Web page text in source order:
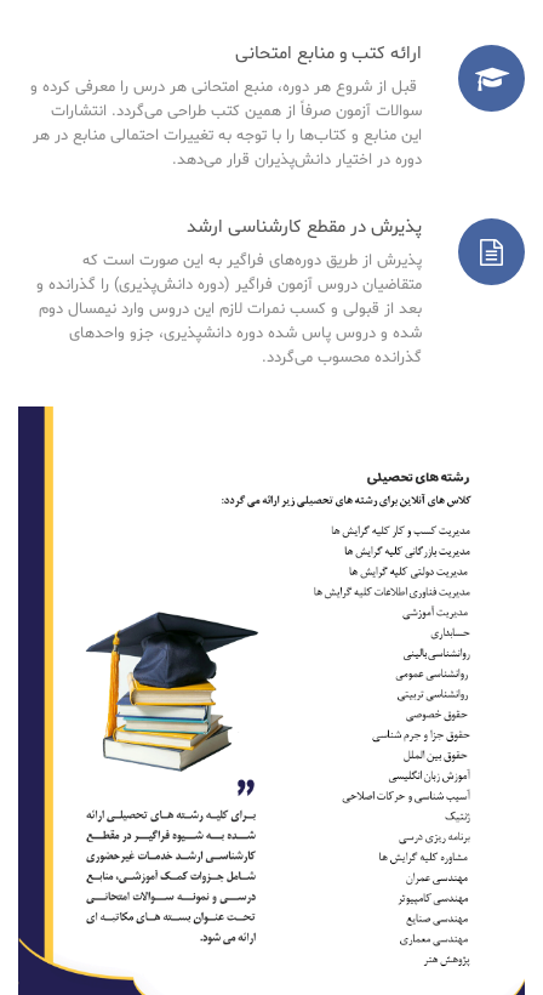
ارائه کتب و منابع امتحانی
قبل از شروع هر دوره، منبع امتحانی هر درس را معرفی کرده و
سوالات آزمون صرفاً از همین کتب طراحی می‌گردد. انتشارات
این منابع و کتاب‌ها را با توجه به تغییرات احتمالی منابع در هر
دوره در اختیار دانش‌پذیران قرار می‌دهد.
پذیرش در مقطع کارشناسی ارشد
پذیرش از طریق دوره‌های فراگیر به این صورت است که
متقاضیان دروس آزمون فراگیر (دوره دانش‌پذیری) را گذرانده و
بعد از قبولی و کسب نمرات لازم این دروس وارد نیمسال دوم
شده و دروس پاس شده دوره دانشپذیری، جزو واحدهای
گذرانده محسوب می‌گردد.